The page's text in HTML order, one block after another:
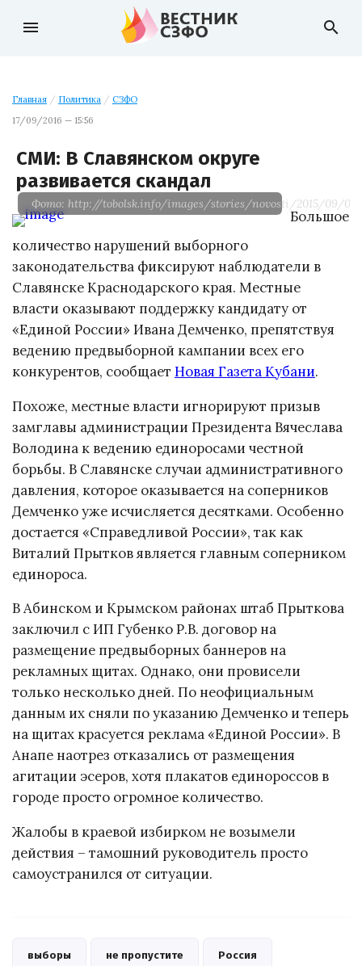
menu search
Главная / Политика / СЗФО
17/09/2016 — 15:56
СМИ: В Славянском округе
развивается скандал
Фото: http://tobolsk.info/images/stories/novosti/2015/09/
Большое
количество нарушений выборного
законодательства фиксируют наблюдатели в
Славянске Краснодарского края. Местные
власти оказывают поддержку кандидату от
«Единой России» Ивана Демченко, препятствуя
ведению предвыборной кампании всех его
конкурентов, сообщает Новая Газета Кубани.
Похоже, местные власти игнорируют призыв
замглавы администрации Президента Вячеслава
Володина к ведению единоросами честной
борьбы. В Славянске случаи административного
давления, которое оказывается на соперников
Демченко уже исчисляется десятками. Особенно
достается «Справедливой России», так как
Виталий Прытков является главным соперником
единороса.
В Абинском и Крымском районах штаб Прыткова
заключил с ИП Губенко Р.В. договор на
размещение предвыборных баннеров на
рекламных щитах. Однако, они провисели
только несколько дней. По неофициальным
данным их сняли по указанию Демченко и теперь
на щитах красуется реклама «Единой России». В
Анапе наотрез отказались от размещения
агитации эсеров, хотя плакатов единороссов в
городе просто огромное количество.
Жалобы в краевой избирком не возымели
действия – тамошний руководитель просто
самоустранился от ситуации.
выборы не пропустите Россия